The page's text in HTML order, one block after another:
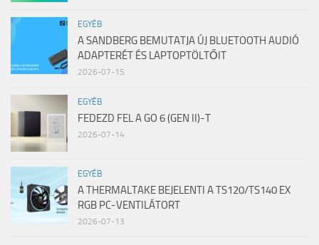
EGYÉB
A SANDBERG BEMUTATJA ÚJ BLUETOOTH AUDIÓ
ADAPTERÉT ÉS LAPTOPTÖLTŐIT
2026-07-15
EGYÉB
FEDEZD FEL A GO 6 (GEN II)-T
2026-07-14
EGYÉB
A THERMALTAKE BEJELENTI A TS120/TS140 EX
RGB PC-VENTILÁTORT
2026-07-13